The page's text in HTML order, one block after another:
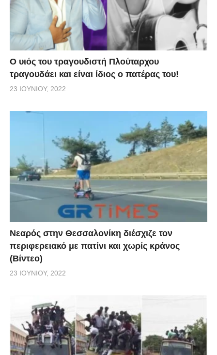
O υιός του τραγουδιστή Πλούταρχου
τραγουδάει και είναι ίδιος ο πατέρας του!
23 ΙΟΥΝΊΟΥ, 2022
Νεαρός στην Θεσσαλονίκη διέσχιζε τον
περιφερειακό με πατίνι και χωρίς κράνος
(Βίντεο)
23 ΙΟΥΝΊΟΥ, 2022